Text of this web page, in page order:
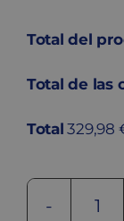
Total del
Total de las
Total 329,98